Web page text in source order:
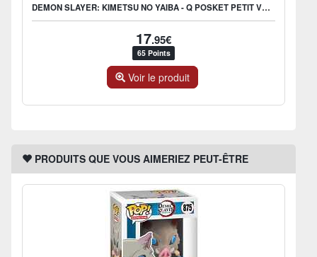
DEMON SLAYER: KIMETSU NO YAIBA - Q POSKET PETIT VOL.3 C: OBANAI
17.95€
65 Points
Voir le produit
PRODUITS QUE VOUS AIMERIEZ PEUT-ÊTRE